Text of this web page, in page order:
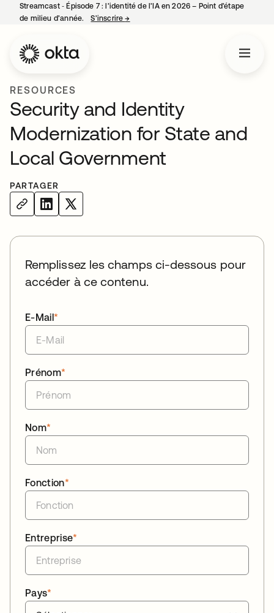
Streamcast ‑ Épisode 7 : l’identité de l’IA en 2026 – Point d’étape
de milieu d’année.
S’inscrire→
RESOURCES
Security and Identity
Modernization for State and
Local Government
PARTAGER
Remplissez les champs ci-dessous pour
accéder à ce contenu.
*
E-Mail
*
Prénom
*
Nom
*
Fonction
*
Entreprise
*
Pays